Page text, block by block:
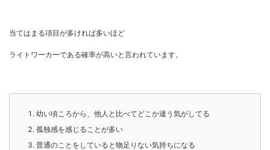
当てはまる項目が多ければ多いほど
ライトワーカーである確率が高いと言われています。
幼い頃ころから、他人と比べてどこか違う気がしてる
孤独感を感じることが多い
普通のことをしていると物足りない気持ちになる